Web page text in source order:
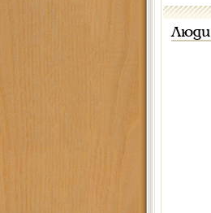
Люди